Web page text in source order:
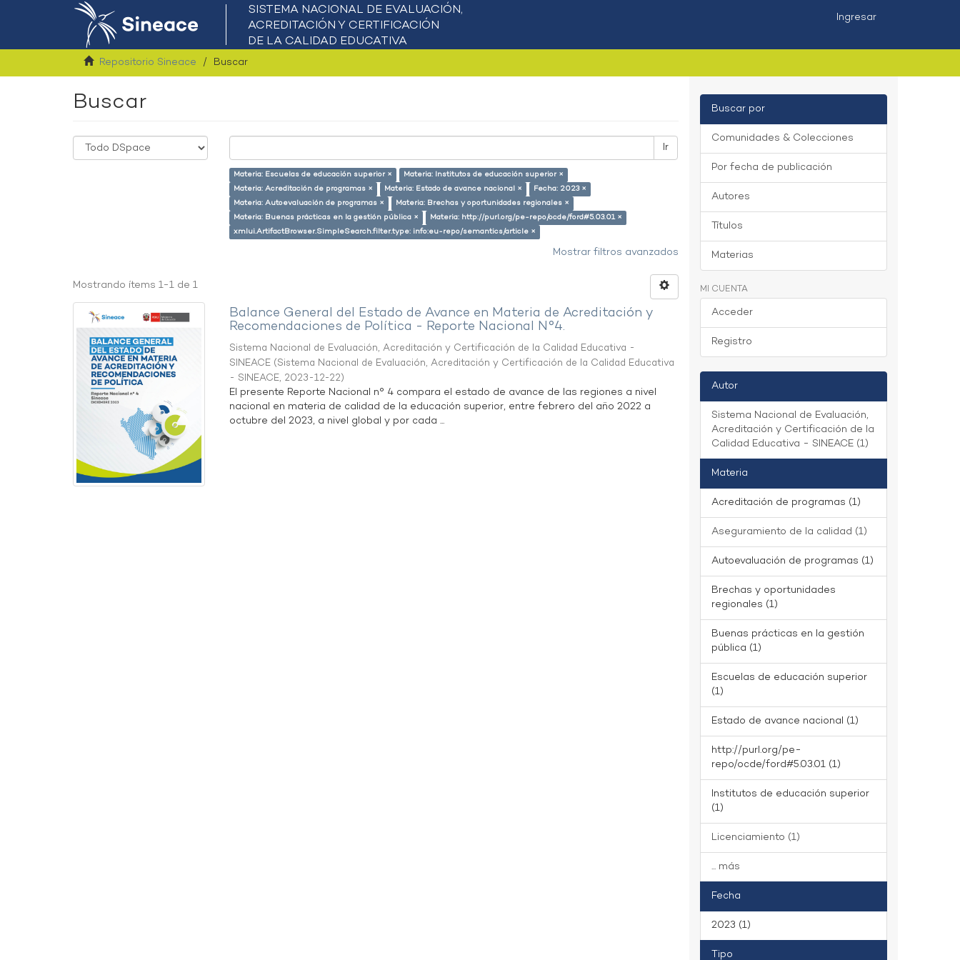
Ingresar
Repositorio Sineace Buscar
Buscar
Ir
Materia: Escuelas de educación superior ×
Materia: Institutos de educación superior ×
Materia: Acreditación de programas ×
Materia: Estado de avance nacional ×
Fecha: 2023 ×
Materia: Autoevaluación de programas ×
Materia: Brechas y oportunidades regionales ×
Materia: Buenas prácticas en la gestión pública ×
Materia: http://purl.org/pe-repo/ocde/ford#5.03.01 ×
xmlui.ArtifactBrowser.SimpleSearch.filter.type: info:eu-repo/semantics/article ×
Mostrar filtros avanzados
Mostrando ítems 1-1 de 1
Balance General del Estado de Avance en Materia de Acreditación y
Recomendaciones de Política - Reporte Nacional N°4.
Sistema Nacional de Evaluación, Acreditación y Certificación de la Calidad Educativa -
SINEACE (Sistema Nacional de Evaluación, Acreditación y Certificación de la Calidad Educativa
- SINEACE, 2023-12-22)
El presente Reporte Nacional n° 4 compara el estado de avance de las regiones a nivel
nacional en materia de calidad de la educación superior, entre febrero del año 2022 a
octubre del 2023, a nivel global y por cada ...
Buscar por
Comunidades & Colecciones
Por fecha de publicación
Autores
Títulos
Materias
MI CUENTA
Acceder
Registro
Autor
Sistema Nacional de Evaluación,
Acreditación y Certificación de la
Calidad Educativa - SINEACE (1)
Materia
Acreditación de programas (1)
Aseguramiento de la calidad (1)
Autoevaluación de programas (1)
Brechas y oportunidades
regionales (1)
Buenas prácticas en la gestión
pública (1)
Escuelas de educación superior
(1)
Estado de avance nacional (1)
http://purl.org/pe-
repo/ocde/ford#5.03.01 (1)
Institutos de educación superior
(1)
Licenciamiento (1)
... más
Fecha
2023 (1)
Tipo